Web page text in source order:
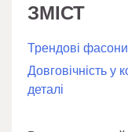
ЗМІСТ
Трендові
Довговічність у
деталі